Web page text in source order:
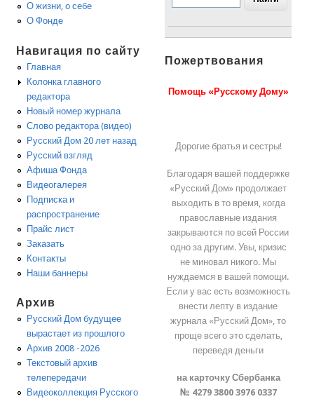
О жизни, о себе
О Фонде
Навигация по сайту
Главная
Колонка главного
редактора
Новый номер журнала
Слово редактора (видео)
Русский Дом 20 лет назад
Русский взгляд
Афиша Фонда
Видеогалерея
Подписка и
распространение
Прайс лист
Заказать
Контакты
Наши баннеры
Архив
Русский Дом будущее
вырастает из прошлого
Архив 2008 -2026
Текстовый архив
телепередачи
Видеоколлекция Русского
Пожертвования
Помощь «Русскому Дому»
Дорогие братья и сестры!
Благодаря вашей поддержке
«Русский Дом» продолжает
выходить в то время, когда
православные издания
закрываются по всей России
одно за другим. Увы, кризис
не миновал никого. Мы
нуждаемся в вашей помощи.
Если у вас есть возможность
внести лепту в издание
журнала «Русский Дом», то
проще всего это сделать,
переведя деньги
на карточку Сбербанка
№ 4279 3800 3976 0337